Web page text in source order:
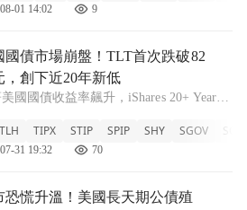
TIP -0.1% TIPX -0.05%
01 14:02 9
TLT首次跌破82美元，創下近20年
國債市場崩盤！TLT首次跌破82
，創下近20年新低
美國國債收益率飆升，iShares 20+ Year
顯示長期政府債務的壓力加劇。 WIP
TIP -0.3%
TLH TIPX STIP SPIP SHY SGOV
31 19:32 70
長天期公債殖利率逼近二十年高
恐慌升溫！美國長天期公債殖